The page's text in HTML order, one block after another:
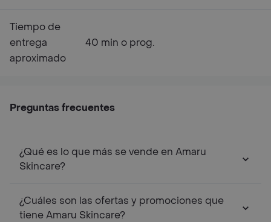
Tiempo de
entrega
aproximado
40 min o prog.
Preguntas frecuentes
¿Qué es lo que más se vende en Amaru
Skincare?
¿Cuáles son las ofertas y promociones que
tiene Amaru Skincare?